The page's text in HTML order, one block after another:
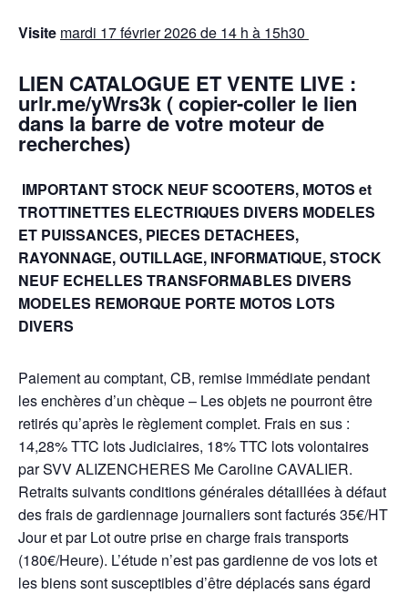
Visite mardi 17 février 2026 de 14 h à 15h30
LIEN CATALOGUE ET VENTE LIVE :
urlr.me/yWrs3k ( copier-coller le lien
dans la barre de votre moteur de
recherches)
IMPORTANT STOCK NEUF SCOOTERS, MOTOS et
TROTTINETTES ELECTRIQUES DIVERS MODELES
ET PUISSANCES, PIECES DETACHEES,
RAYONNAGE, OUTILLAGE, INFORMATIQUE, STOCK
NEUF ECHELLES TRANSFORMABLES DIVERS
MODELES REMORQUE PORTE MOTOS LOTS
DIVERS
Paiement au comptant, CB, remise immédiate pendant
les enchères d’un chèque – Les objets ne pourront être
retirés qu’après le règlement complet. Frais en sus :
14,28% TTC lots Judiciaires, 18% TTC lots volontaires
par SVV ALIZENCHERES Me Caroline CAVALIER.
Retraits suivants conditions générales détaillées à défaut
des frais de gardiennage journaliers sont facturés 35€/HT
Jour et par Lot outre prise en charge frais transports
(180€/Heure). L’étude n’est pas gardienne de vos lots et
les biens sont susceptibles d’être déplacés sans égard